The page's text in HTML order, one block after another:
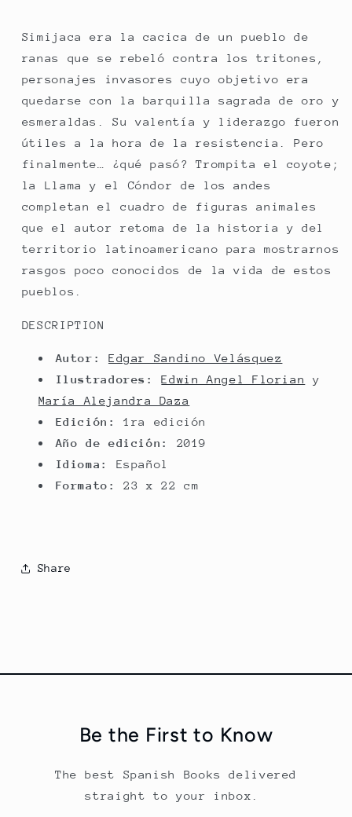
Simijaca era la cacica de un pueblo de
ranas que se rebeló contra los tritones,
personajes invasores cuyo objetivo era
quedarse con la barquilla sagrada de oro y
esmeraldas. Su valentía y liderazgo fueron
útiles a la hora de la resistencia. Pero
finalmente… ¿qué pasó? Trompita el coyote;
la Llama y el Cóndor de los andes
completan el cuadro de figuras animales
que el autor retoma de la historia y del
territorio latinoamericano para mostrarnos
rasgos poco conocidos de la vida de estos
pueblos.
DESCRIPTION
Autor:
Edgar Sandino Velásquez
Ilustradores:
Edwin Angel Florian
y
María Alejandra Daza
Edición:
1ra edición
Año de edición:
2019
Idioma:
Español
Formato:
23 x 22 cm
Share
Be the First to Know
The best Spanish Books delivered
straight to your inbox.